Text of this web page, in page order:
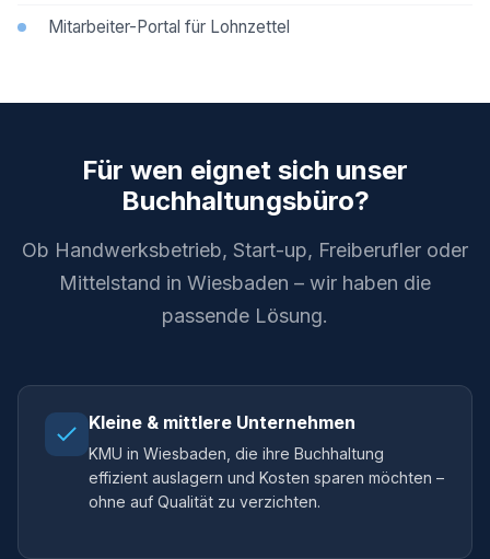
Mitarbeiter-Portal für Lohnzettel
Für wen eignet sich unser
Buchhaltungsbüro?
Ob Handwerksbetrieb, Start-up, Freiberufler oder
Mittelstand in Wiesbaden – wir haben die
passende Lösung.
Kleine & mittlere Unternehmen
KMU in Wiesbaden, die ihre Buchhaltung
effizient auslagern und Kosten sparen möchten –
ohne auf Qualität zu verzichten.